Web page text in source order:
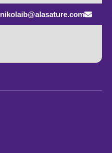
nikolaib@alasature.com